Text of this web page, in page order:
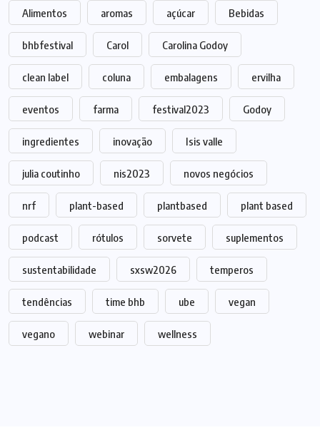
Alimentos aromas açúcar Bebidas
bhbfestival Carol Carolina Godoy
clean label coluna embalagens ervilha
eventos farma festival2023 Godoy
ingredientes inovação Isis valle
julia coutinho nis2023 novos negócios
nrf plant-based plantbased plant based
podcast rótulos sorvete suplementos
sustentabilidade sxsw2026 temperos
tendências time bhb ube vegan
vegano webinar wellness